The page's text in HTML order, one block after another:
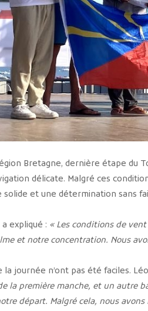
Bretagne, dernière étape du
délicate. Malgré ces
solide et une détermination sans
expliqué : « Les conditions de
et notre concentration. Nous
la journée n’ont pas été faciles.
la première manche, et un autre
départ. Malgré cela, nous